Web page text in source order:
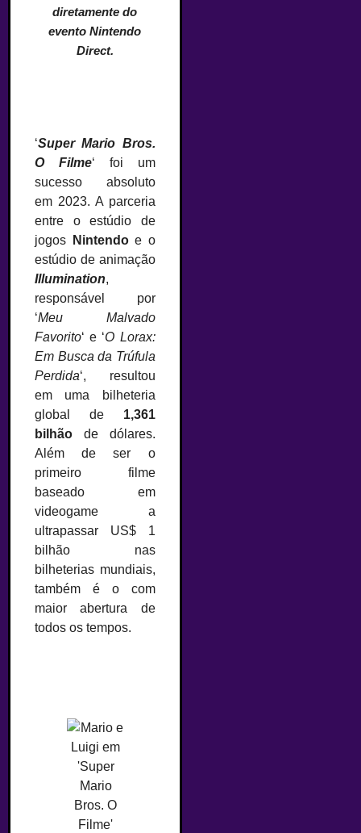
diretamente do
evento Nintendo
Direct.
‘Super Mario Bros.
O Filme‘ foi um
sucesso absoluto
em 2023. A parceria
entre o estúdio de
jogos
Nintendoe o
estúdio de animação
Illumination,
responsável por
‘Meu Malvado
Favorito‘ e ‘O Lorax:
Em Busca da Trúfula
Perdida‘, resultou
em uma bilheteria
global de 1,361
bilhão de dólares.
Além de ser o
primeiro filme
baseado em
videogame a
ultrapassar US$ 1
bilhão nas
bilheterias mundiais,
também é o com
maior abertura de
todos os tempos.